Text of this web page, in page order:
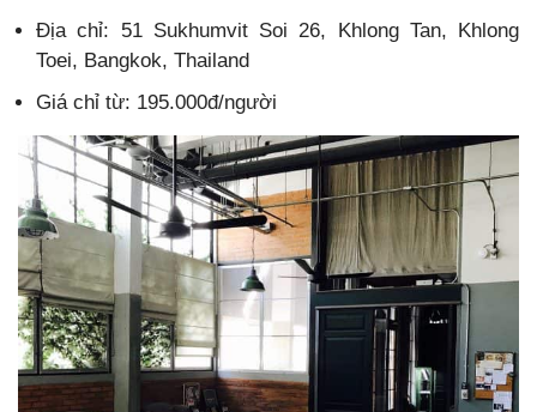
Địa chỉ: 51 Sukhumvit Soi 26, Khlong Tan, Khlong
Toei, Bangkok, Thailand
Giá chỉ từ: 195.000đ/người